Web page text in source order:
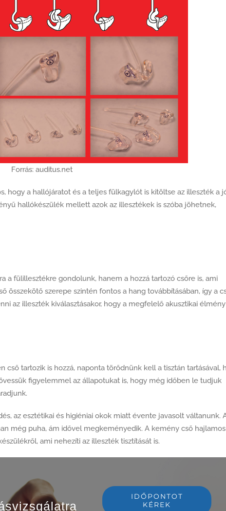
Forrás: auditus.net
hogy a hallójáratot és a teljes fülkagylót is kitöltse az illeszték a
hallókészülék mellett azok az illesztékek is szóba jöhetnek,
a fülillesztékre gondolunk, hanem a hozzá tartozó csőre is, ami
összekötő szerepe szintén fontos a hang továbbításában, így a
az illeszték kiválasztásakor, hogy a megfelelő akusztikai élmény
cső tartozik is hozzá, naponta törődnünk kell a tisztán tartásával,
figyelemmel az állapotukat is, hogy még időben le tudjuk
az esztétikai és higiéniai okok miatt évente javasolt váltanunk.
még puha, ám idővel megkeményedik. A kemény cső hajlamos
ami nehezíti az illeszték tisztítását is.
IDŐPONTOT
KÉREK